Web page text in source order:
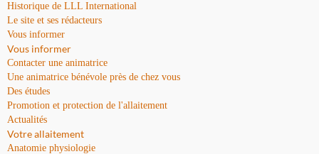
Historique de LLL International
Le site et ses rédacteurs
Vous informer
Vous informer
Contacter une animatrice
Une animatrice bénévole près de chez vous
Des études
Promotion et protection de l'allaitement
Actualités
Votre allaitement
Anatomie physiologie